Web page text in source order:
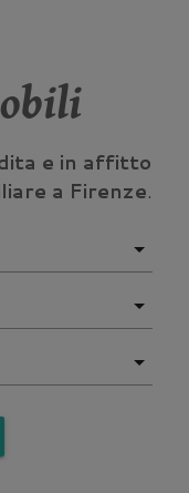
e in affitto
a Firenze.